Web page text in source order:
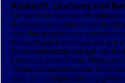
Auskunft, Löschung und
Sie haben im Rahmen der
Bestimmungen jederzeit das Recht
über Ihre gespeicherten
Herkunft und Empfänger und den
Datenverarbeitung und ggf. ein
Löschung dieser Daten. Hierzu
Thema personenbezogene Daten
unter der im Impressum